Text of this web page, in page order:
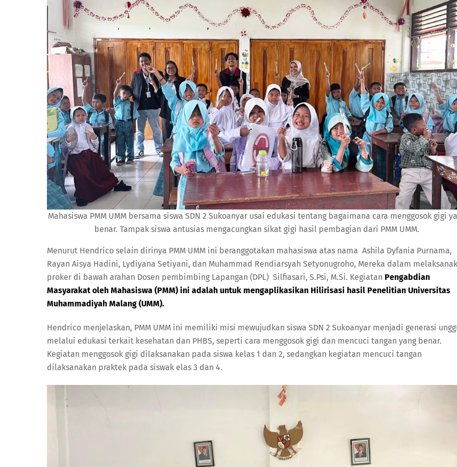
Mahasiswa PMM UMM bersama siswa SDN 2 Sukoanyar usai edukasi tentang bagaimana cara menggosok gigi
benar. Tampak siswa antusias mengacungkan sikat gigi hasil pembagian dari PMM UMM.
Menurut Hendrico selain dirinya PMM UMM ini beranggotakan mahasiswa atas nama Ashila Dyfania Purnama,
Rayan Aisya Hadini, Lydiyana Setiyani, dan Muhammad Rendiarsyah Setyonugroho, Mereka dalam
proker di bawah arahan Dosen pembimbing Lapangan (DPL) Silfiasari, S.Psi, M.Si. Kegiatan Pengabdian
Masyarakat oleh Mahasiswa (PMM) ini adalah untuk mengaplikasikan Hilirisasi hasil Penelitian Universitas
Muhammadiyah Malang (UMM).
Hendrico menjelaskan, PMM UMM ini memiliki misi mewujudkan siswa SDN 2 Sukoanyar menjadi generasi
melalui edukasi terkait kesehatan dan PHBS, seperti cara menggosok gigi dan mencuci tangan yang benar.
Kegiatan menggosok gigi dilaksanakan pada siswa kelas 1 dan 2, sedangkan kegiatan mencuci tangan
dilaksanakan praktek pada siswak elas 3 dan 4.